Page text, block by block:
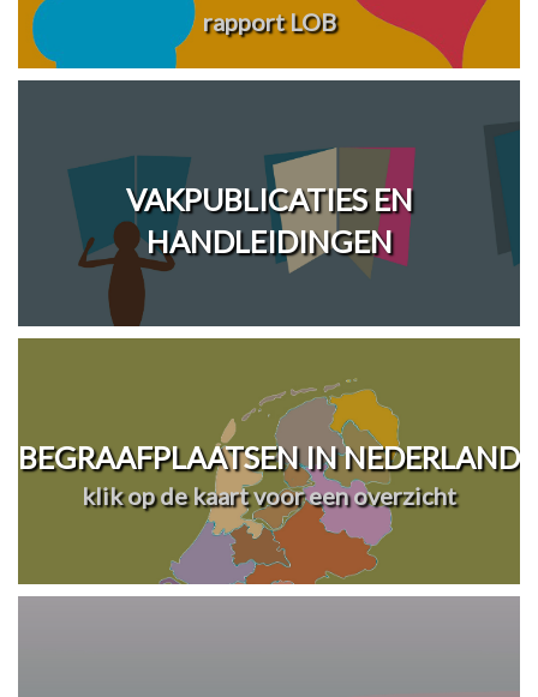
rapport LOB
VAKPUBLICATIES EN
HANDLEIDINGEN
BEGRAAFPLAATSEN IN NEDERLAND
klik op de kaart voor een overzicht